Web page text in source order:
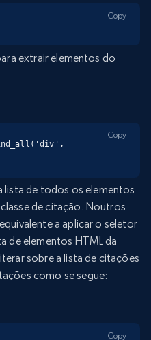
Copy
extrair elementos do
Copy
lista de todos os elementos
de citação. Noutros
a aplicar o seletor
de elementos HTML da
sobre a lista de citações
como se segue:
Copy